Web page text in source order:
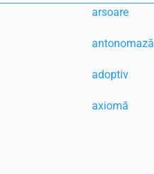
arsoare
antonomază
adoptiv
axiomă